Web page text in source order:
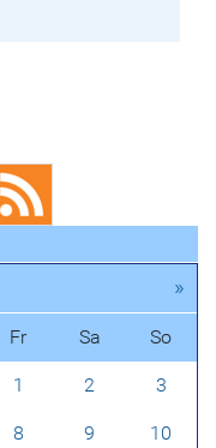
»
Fr Sa So
1 2 3
8 9 10